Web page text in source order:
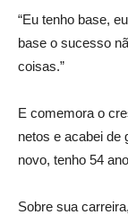
“Eu tenho base,
base o sucesso
coisas.”
E comemora o
netos e acabei de
novo, tenho 54
Sobre sua